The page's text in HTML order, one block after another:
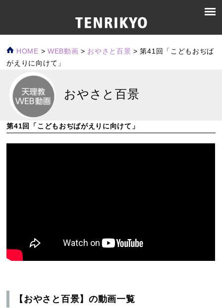
HOME > WEB動画 > おやさと百景 >第41回「こどもおぢば
がえりに向けて」
おやさと百景
第41回「こどもおぢばがえりに向けて」
【おやさと百景】の動画一覧